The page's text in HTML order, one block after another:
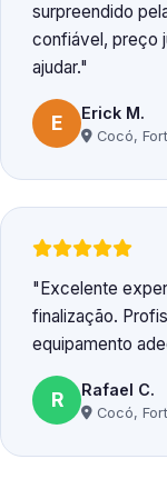
surpreendido
confiável, preço
ajudar.
E Erick M.
Cocó,
Excelente
finalização.
equipamento
R Rafael C.
Cocó,